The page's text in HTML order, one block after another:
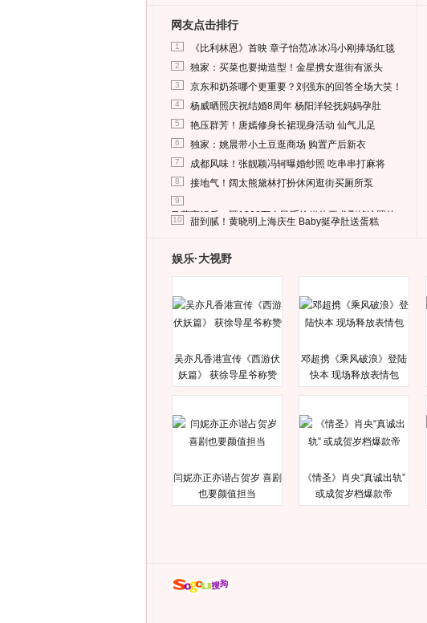
网友点击排行
1 《比利林恩》首映 章子怡范冰冰冯小刚捧场红毯
2 独家：买菜也要拗造型！金星携女逛街有派头
3 京东和奶茶哪个更重要？刘强东的回答全场大笑！
4 杨威晒照庆祝结婚8周年 杨阳洋轻抚妈妈孕肚
5 艳压群芳！唐嫣修身长裙现身活动 仙气儿足
6 独家：姚晨带小土豆逛商场 购置产后新衣
7 成都风味！张靓颖冯轲曝婚纱照 吃串串打麻将
8 接地气！阔太熊黛林打扮休闲逛街买厕所泵
9
马蓉离婚后，砸1000万人民币给媒体要求删掉这照片
10 甜到腻！黄晓明上海庆生 Baby挺孕肚送蛋糕
娱乐·大视野
吴亦凡香港宣传《西游伏
妖篇》 获徐导星爷称赞
邓超携《乘风破浪》登陆
快本 现场释放表情包
闫妮亦正亦谐占贺岁 喜剧
也要颜值担当
《情圣》肖央“真诚出轨”
或成贺岁档爆款帝